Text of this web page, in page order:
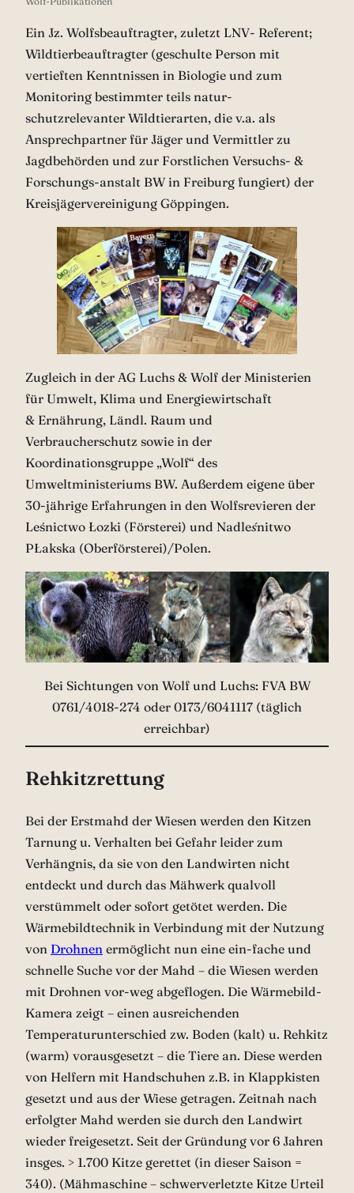
Ein Jz. Wolfsbeauftragter, zuletzt LNV- Referent;
Wildtierbeauftragter (geschulte Person mit
vertieften Kenntnissen in Biologie und zum
Monitoring bestimmter teils natur-
schutzrelevanter Wildtierarten, die v.a. als
Ansprechpartner für Jäger und Vermittler zu
Jagdbehörden und zur Forstlichen Versuchs- &
Forschungs-anstalt BW in Freiburg fungiert) der
Kreisjägervereinigung Göppingen.
Zugleich in der AG Luchs & Wolf der Ministerien
für Umwelt, Klima und Energiewirtschaft
& Ernährung, Ländl. Raum und
Verbraucherschutz sowie in der
Koordinationsgruppe „Wolf“ des
Umweltministeriums BW. Außerdem eigene über
30-jährige Erfahrungen in den Wolfsrevieren der
Leśnictwo Łozki (Försterei) und Nadleśnitwo
PŁakska (Oberförsterei)/Polen.
Bei Sichtungen von Wolf und Luchs: FVA BW
0761/4018-274 oder 0173/6041117 (täglich
erreichbar)
Rehkitzrettung
Bei der Erstmahd der Wiesen werden den Kitzen
Tarnung u. Verhalten bei Gefahr leider zum
Verhängnis, da sie von den Landwirten nicht
entdeckt und durch das Mähwerk qualvoll
verstümmelt oder sofort getötet werden. Die
Wärmebildtechnik in Verbindung mit der Nutzung
von Drohnen ermöglicht nun eine ein-fache und
schnelle Suche vor der Mahd – die Wiesen werden
mit Drohnen vor-weg abgeflogen. Die Wärmebild-
Kamera zeigt – einen ausreichenden
Temperaturunterschied zw. Boden (kalt) u. Rehkitz
(warm) vorausgesetzt – die Tiere an. Diese werden
von Helfern mit Handschuhen z.B. in Klappkisten
gesetzt und aus der Wiese getragen. Zeitnah nach
erfolgter Mahd werden sie durch den Landwirt
wieder freigesetzt. Seit der Gründung vor 6 Jahren
insges. > 1.700 Kitze gerettet (in dieser Saison =
340). (Mähmaschine – schwerverletzte Kitze Urteil